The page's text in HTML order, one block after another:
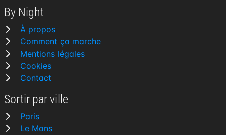
By Night
À propos
Comment ça marche
Mentions légales
Cookies
Contact
Sortir par ville
Paris
Le Mans